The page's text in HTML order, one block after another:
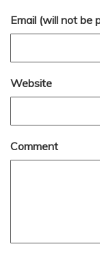
Email (will not be
Website
Comment